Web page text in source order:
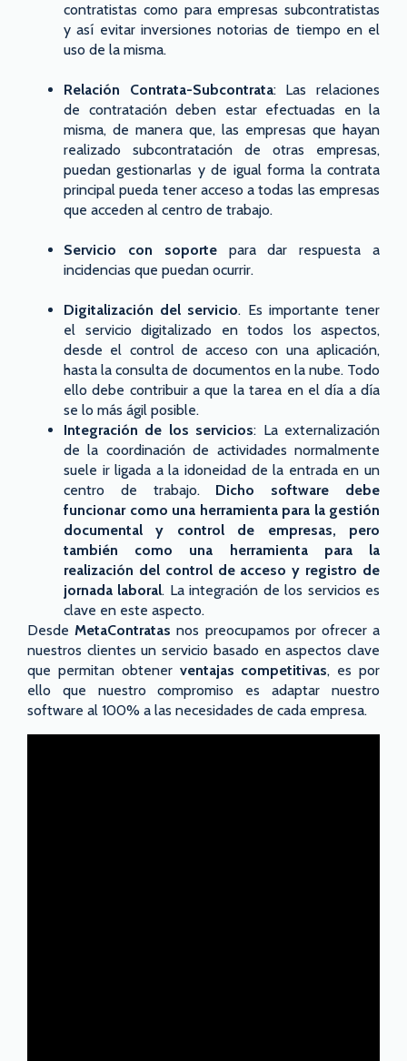
contratistas como para empresas subcontratistas
y así evitar inversiones notorias de tiempo en el
uso de la misma.
Relación Contrata-Subcontrata: Las relaciones
de contratación deben estar efectuadas en la
misma, de manera que, las empresas que hayan
realizado subcontratación de otras empresas,
puedan gestionarlas y de igual forma la contrata
principal pueda tener acceso a todas las empresas
que acceden al centro de trabajo.
Servicio con soportepara dar respuesta a
incidencias que puedan ocurrir.
Digitalización del servicio. Es importante tener
el servicio digitalizado en todos los aspectos,
desde el control de acceso con una aplicación,
hasta la consulta de documentos en la nube. Todo
ello debe contribuir a que la tarea en el día a día
se lo más ágil posible.
Integración de los servicios: La externalización
de la coordinación de actividades normalmente
suele ir ligada a la idoneidad de la entrada en un
centro de trabajo. Dicho software debe
funcionar como una herramienta para la gestión
documental y control de empresas, pero
también como una herramienta para la
realización del control de acceso y registro de
jornada laboral. La integración de los servicios es
clave en este aspecto.
DesdeMetaContratas nos preocupamos por ofrecer a
nuestros clientes un servicio basado en aspectos clave
que permitan obtener ventajas competitivas, es por
ello que nuestro compromiso es adaptar nuestro
software al 100% a las necesidades de cada empresa.